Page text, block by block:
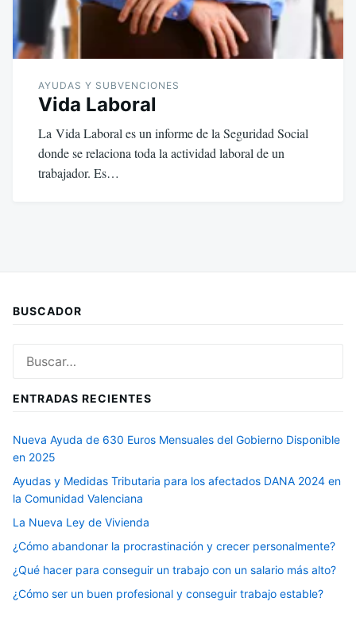
AYUDAS Y SUBVENCIONES
Vida Laboral
La Vida Laboral es un informe de la Seguridad Social
donde se relaciona toda la actividad laboral de un
trabajador. Es…
BUSCADOR
ENTRADAS RECIENTES
Nueva Ayuda de 630 Euros Mensuales del Gobierno Disponible
en 2025
Ayudas y Medidas Tributaria para los afectados DANA 2024 en
la Comunidad Valenciana
La Nueva Ley de Vivienda
¿Cómo abandonar la procrastinación y crecer personalmente?
¿Qué hacer para conseguir un trabajo con un salario más alto?
¿Cómo ser un buen profesional y conseguir trabajo estable?